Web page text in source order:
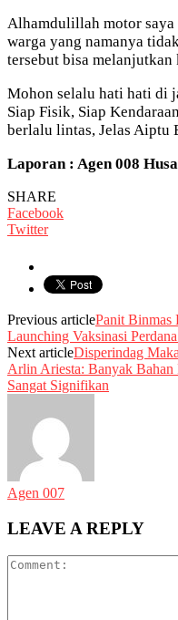
Alhamdulillah motor saya
warga yang namanya
tersebut bisa
Mohon selalu hati hati di
Siap Fisik, Siap
berlalu lintas, Jelas Aiptu
Laporan : Agen 008
SHARE
Facebook
Twitter
Previous articlePanit Binmas
Launching Vaksinasi
Next articleDisperindag
Arlin Ariesta: Banyak
Sangat Signifikan
Agen 007
LEAVE A REPLY